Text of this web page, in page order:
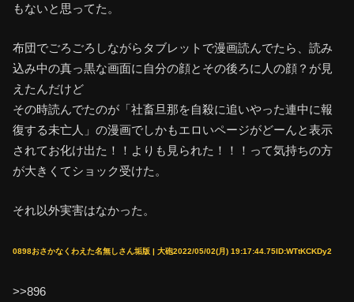
もないと思ってた。
布団でごろごろしながらタブレットで漫画読んでたら、読み
込み中の真っ黒な画面に自分の顔とその後ろに人の顔？が見
えたんだけど
その時読んでたのが「社畜旦那を自殺に追いやった連中に報
復する未亡人」の漫画でしかもエロいページがどーんと表示
されてお化け出た！！よりも見られた！！！って気持ちの方
が大きくてショック受けた。
それ以外実害はなかった。
0898おさかなくわえた名無しさん垢版 | 大砲2022/05/02(月) 19:17:44.75ID:WTtKCKDy2
>>896